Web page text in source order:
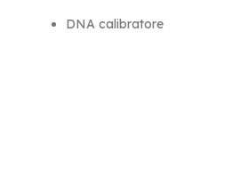
DNA calibratore